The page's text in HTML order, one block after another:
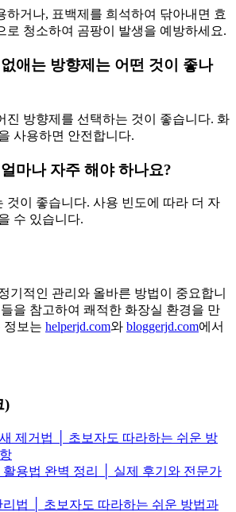
하거나, 표백제를 희석하여 닦아내면 효
로 청소하여 곰팡이 발생을 예방하세요.
애는 방향제는 어떤 것이 좋나
진 방향제를 선택하는 것이 좋습니다. 화
사용하면 안전합니다.
마나 자주 해야 하나요?
것이 좋습니다. 사용 빈도에 따라 더 자
수 있습니다.
기적인 관리와 올바른 방법이 중요합니
을 참고하여 쾌적한 화장실 환경을 만
정보는 helperjd.com와 bloggerjd.com에서
)
제거법 │ 초보자도 따라하는 쉬운 방
활용법 완벽 정리 │ 실제 후기와 전문가
리법 │ 초보자도 따라하는 쉬운 방법과